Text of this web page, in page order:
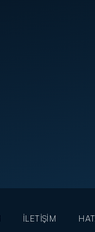
İLETİŞİM